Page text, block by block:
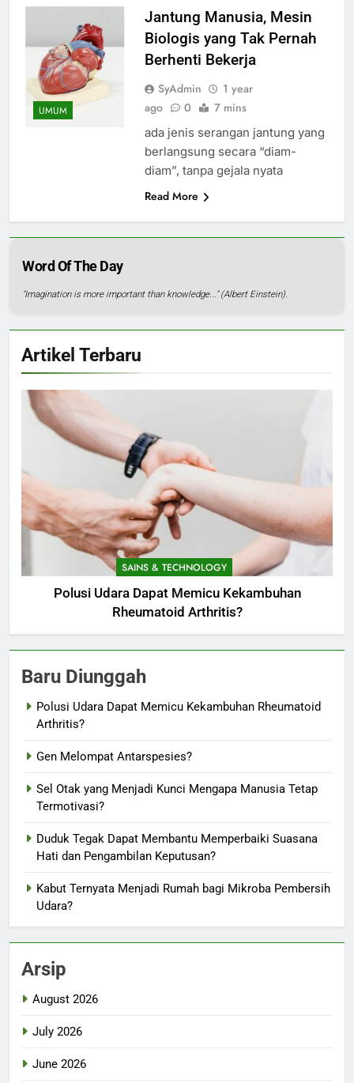
UMUM
Jantung Manusia, Mesin
Biologis yang Tak Pernah
Berhenti Bekerja
SyAdmin
1 year
ago
0 7 mins
ada jenis serangan jantung yang
berlangsung secara “diam-
diam”, tanpa gejala nyata
Read More
Word Of The Day
"Imagination is more important than knowledge..." (Albert Einstein).
Artikel Terbaru
SAINS & TECHNOLOGY
Polusi Udara Dapat Memicu Kekambuhan
Rheumatoid Arthritis?
Baru Diunggah
Polusi Udara Dapat Memicu Kekambuhan Rheumatoid
Arthritis?
Gen Melompat Antarspesies?
Sel Otak yang Menjadi Kunci Mengapa Manusia Tetap
Termotivasi?
Duduk Tegak Dapat Membantu Memperbaiki Suasana
Hati dan Pengambilan Keputusan?
Kabut Ternyata Menjadi Rumah bagi Mikroba Pembersih
Udara?
Arsip
August 2026
July 2026
June 2026